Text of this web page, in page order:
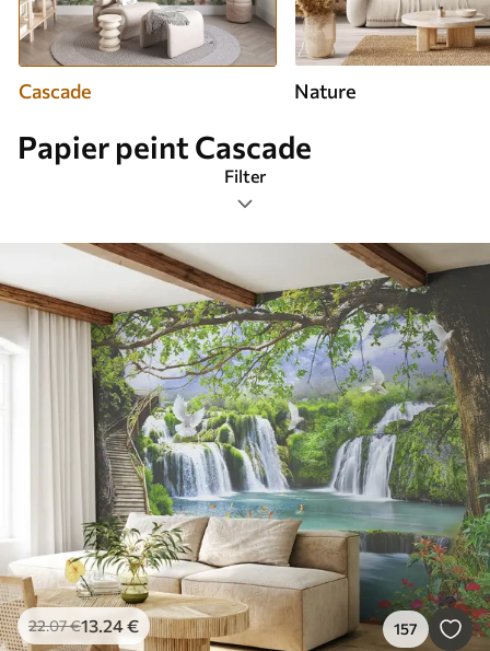
Cascade Nature
Papier peint Cascade
Filter
Étiquettes de design
Format de l’image
Palette de couleurs
Intelligent
Réinitialiser tous les filtres
22.07€13.24€ 157